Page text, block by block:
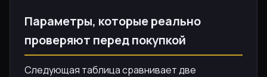
Параметры, которые реально
проверяют перед покупкой
Следующая таблица сравнивает две